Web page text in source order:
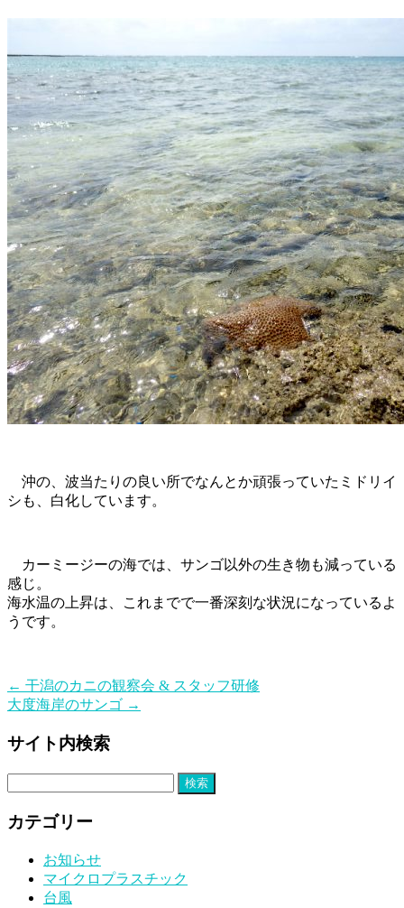
沖の、波当たりの良い所でなんとか頑張っていたミドリイ
シも、白化しています。
カーミージーの海では、サンゴ以外の生き物も減っている
感じ。
海水温の上昇は、これまでで一番深刻な状況になっているよ
うです。
← 干潟のカニの観察会 & スタッフ研修
大度海岸のサンゴ →
サイト内検索
カテゴリー
お知らせ
マイクロプラスチック
台風